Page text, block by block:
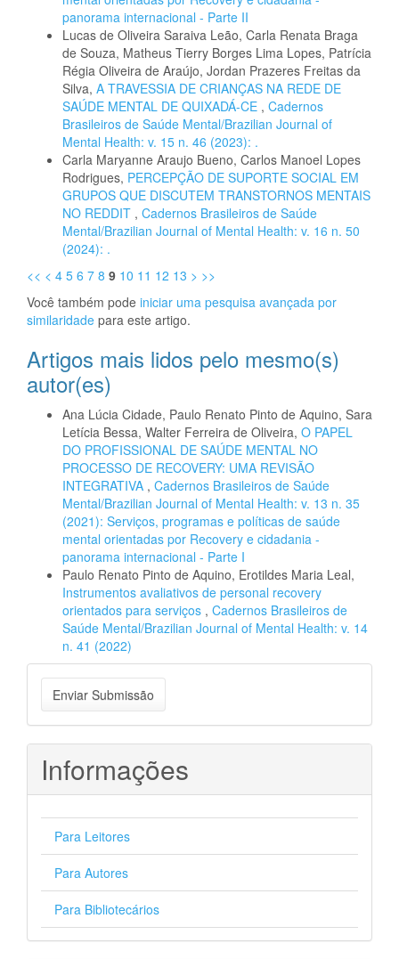
panorama internacional - Parte II
Lucas de Oliveira Saraiva Leão, Carla Renata Braga
de Souza, Matheus Tierry Borges Lima Lopes, Patrícia
Régia Oliveira de Araújo, Jordan Prazeres Freitas da
Silva, A TRAVESSIA DE CRIANÇAS NA REDE DE
SAÚDE MENTAL DE QUIXADÁ-CE , Cadernos
Brasileiros de Saúde Mental/Brazilian Journal of
Mental Health: v. 15 n. 46 (2023): .
Carla Maryanne Araujo Bueno, Carlos Manoel Lopes
Rodrigues, PERCEPÇÃO DE SUPORTE SOCIAL EM
GRUPOS QUE DISCUTEM TRANSTORNOS MENTAIS
NO REDDIT , Cadernos Brasileiros de Saúde
Mental/Brazilian Journal of Mental Health: v. 16 n. 50
(2024): .
<< < 4 5 6 7 8 9 10 11 12 13 > >>
Você também pode iniciar uma pesquisa avançada por
similaridade para este artigo.
Artigos mais lidos pelo mesmo(s)
autor(es)
Ana Lúcia Cidade, Paulo Renato Pinto de Aquino, Sara
Letícia Bessa, Walter Ferreira de Oliveira, O PAPEL
DO PROFISSIONAL DE SAÚDE MENTAL NO
PROCESSO DE RECOVERY: UMA REVISÃO
INTEGRATIVA , Cadernos Brasileiros de Saúde
Mental/Brazilian Journal of Mental Health: v. 13 n. 35
(2021): Serviços, programas e políticas de saúde
mental orientadas por Recovery e cidadania -
panorama internacional - Parte I
Paulo Renato Pinto de Aquino, Erotildes Maria Leal,
Instrumentos avaliativos de personal recovery
orientados para serviços , Cadernos Brasileiros de
Saúde Mental/Brazilian Journal of Mental Health: v. 14
n. 41 (2022)
Enviar
Submissão
Enviar Submissão
Informações
Para Leitores
Para Autores
Para Bibliotecários